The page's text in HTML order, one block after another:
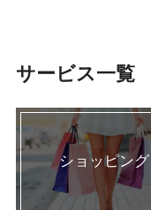
サービス一覧
ショッピング